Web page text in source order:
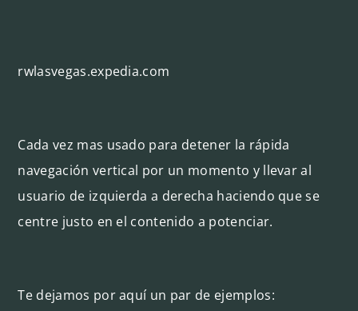
rwlasvegas.expedia.com
Cada vez mas usado para detener la rápida
navegación vertical por un momento y llevar al
usuario de izquierda a derecha haciendo que se
centre justo en el contenido a potenciar.
Te dejamos por aquí un par de ejemplos: